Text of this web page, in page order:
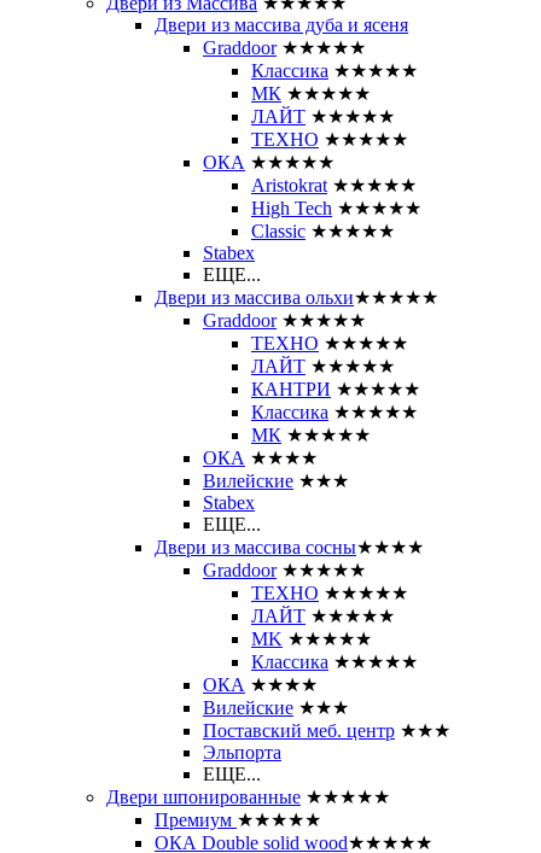
Двери из массива дуба и ясеня
Graddoor ★★★★★
Классика ★★★★★
МК ★★★★★
ЛАЙТ ★★★★★
ТЕХНО ★★★★★
ОКА ★★★★★
Aristokrat ★★★★★
High Tech ★★★★★
Classic ★★★★★
Stabex
ЕЩЕ...
Двери из массива ольхи★★★★★
Graddoor ★★★★★
ТЕХНО ★★★★★
ЛАЙТ ★★★★★
КАНТРИ ★★★★★
Классика ★★★★★
МК ★★★★★
ОКА ★★★★
Вилейские ★★★
Stabex
ЕЩЕ...
Двери из массива сосны★★★★
Graddoor ★★★★★
ТЕХНО ★★★★★
ЛАЙТ ★★★★★
MK ★★★★★
Классика ★★★★★
ОКА ★★★★
Вилейские ★★★
Поставский меб. центр ★★★
Эльпорта
ЕЩЕ...
Двери шпонированные ★★★★★
Премиум ★★★★★
ОКА Double solid wood★★★★★